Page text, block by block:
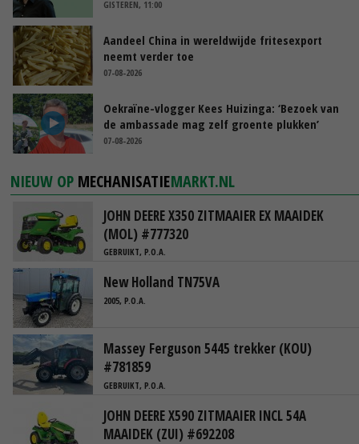
GISTEREN, 11:00
Aandeel China in wereldwijde fritesexport
neemt verder toe
07-08-2026
Oekraïne-vlogger Kees Huizinga: ‘Bezoek van
de ambassade mag zelf groente plukken’
07-08-2026
NIEUW OP MECHANISATIEMARKT.NL
JOHN DEERE X350 ZITMAAIER EX MAAIDEK
(MOL) #777320
GEBRUIKT, P.O.A.
New Holland TN75VA
2005, P.O.A.
Massey Ferguson 5445 trekker (KOU)
#781859
GEBRUIKT, P.O.A.
JOHN DEERE X590 ZITMAAIER INCL 54A
MAAIDEK (ZUI) #692208